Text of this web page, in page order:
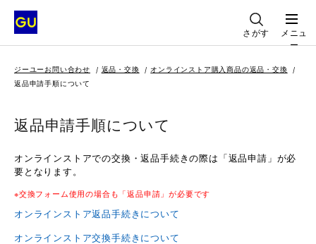
さがす
メニュ
ー
ジーユーお問い合わせ 返品・交換
オンラインストア購入商品の返品・交換
返品申請手順について
返品申請手順について
オンラインストアでの交換・返品手続きの際は「返品申請」が必
要となります。
交換フォーム使用の場合も「返品申請」が必要です
オンラインストア返品手続きについて
オンラインストア交換手続きについて